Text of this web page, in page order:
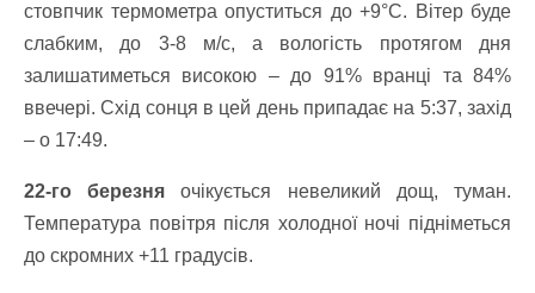
стовпчик термометра опуститься до +9°C. Вітер буде
слабким, до 3-8 м/с, а вологість протягом дня
залишатиметься високою – до 91% вранці та 84%
ввечері.Схід сонця в цей день припадає на 5:37, захід
– о 17:49.
22-го березня очікується невеликий дощ, туман.
Температура повітря після холодної ночі підніметься
до скромних +11 градусів.